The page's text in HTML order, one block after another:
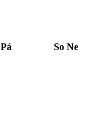
Pá So Ne